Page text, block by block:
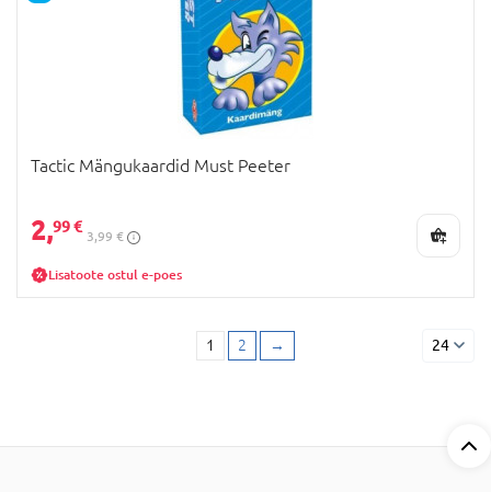
Tactic Mängukaardid Must Peeter
2,99 €
3,99 €
Lisatoote ostul e-poes
1 2 → 24